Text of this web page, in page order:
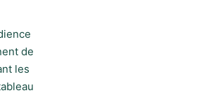
de
les